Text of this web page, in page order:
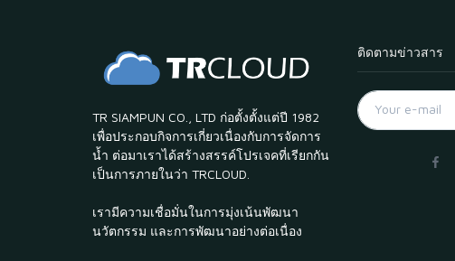
TR SIAMPUN CO., LTD ก่อตั้งตั้งแต่ปี 1982
เพื่อประกอบกิจการเกี่ยวเนื่องกับการจัดการ
น้ำ ต่อมาเราได้สร้างสรรค์โปรเจคที่เรียกกัน
เป็นการภายในว่า TRCLOUD.
เรามีความเชื่อมั่นในการมุ่งเน้นพัฒนา
นวัตกรรม และการพัฒนาอย่างต่อเนื่อง
ติดตามข่าวสาร